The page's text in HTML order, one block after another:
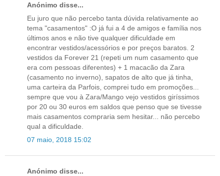
Anónimo disse...
Eu juro que não percebo tanta dúvida relativamente ao
tema "casamentos" :O já fui a 4 de amigos e família nos
últimos anos e não tive qualquer dificuldade em
encontrar vestidos/acessórios e por preços baratos. 2
vestidos da Forever 21 (repeti um num casamento que
era com pessoas diferentes) + 1 macacão da Zara
(casamento no inverno), sapatos de alto que já tinha,
uma carteira da Parfois, comprei tudo em promoções...
sempre que vou à Zara/Mango vejo vestidos giríssimos
por 20 ou 30 euros em saldos que penso que se tivesse
mais casamentos compraria sem hesitar... não percebo
qual a dificuldade.
07 maio, 2018 15:02
Anónimo disse...